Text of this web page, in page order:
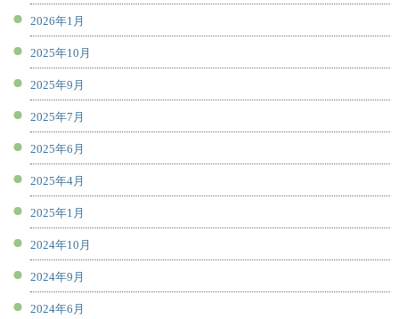
2026年1月
2025年10月
2025年9月
2025年7月
2025年6月
2025年4月
2025年1月
2024年10月
2024年9月
2024年6月